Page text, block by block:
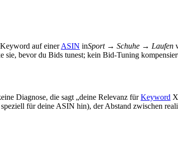
auf einerASIN inSport → Schuhe → Laufen
sie, bevor du Bids tunest; kein Bid-Tuning
Diagnose, die sagt „deine Relevanz fürKeyword
für deine ASIN hin), der Abstand zwischen